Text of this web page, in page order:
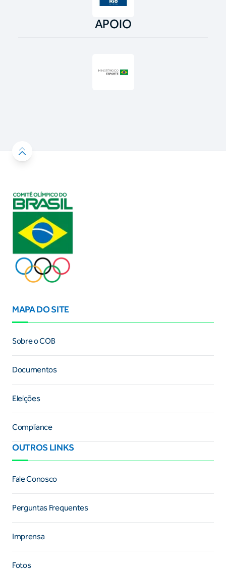
APOIO
MAPA DO SITE
Sobre o COB
Documentos
Eleições
Compliance
OUTROS LINKS
Fale Conosco
Perguntas Frequentes
Imprensa
Fotos